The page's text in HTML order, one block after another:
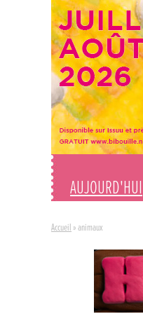
AUJOURD'HUI
Accueil »animaux